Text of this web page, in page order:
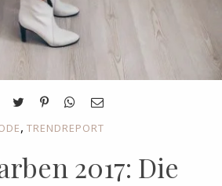
, TRENDREPORT
2017: Die